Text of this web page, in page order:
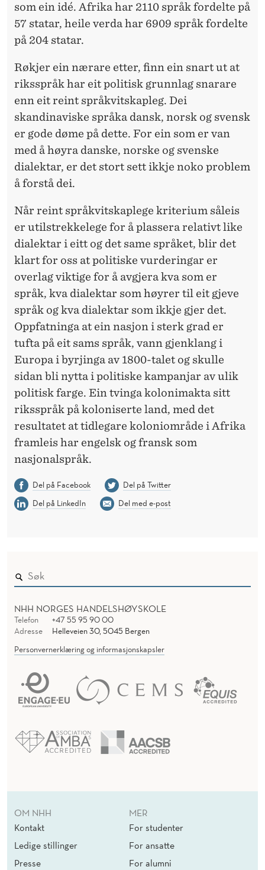
som ein idé. Afrika har 2110 språk fordelte på
57 statar, heile verda har 6909 språk fordelte
på 204 statar.
Røkjer ein nærare etter, finn ein snart ut at
riksspråk har eit politisk grunnlag snarare
enn eit reint språkvitskapleg. Dei
skandinaviske språka dansk, norsk og svensk
er gode døme på dette. For ein som er van
med å høyra danske, norske og svenske
dialektar, er det stort sett ikkje noko problem
å forstå dei.
Når reint språkvitskaplege kriterium såleis
er utilstrekkelege for å plassera relativt like
dialektar i eitt og det same språket, blir det
klart for oss at politiske vurderingar er
overlag viktige for å avgjera kva som er
språk, kva dialektar som høyrer til eit gjeve
språk og kva dialektar som ikkje gjer det.
Oppfatninga at ein nasjon i sterk grad er
tufta på eit sams språk, vann gjenklang i
Europa i byrjinga av 1800-talet og skulle
sidan bli nytta i politiske kampanjar av ulik
politisk farge. Ein tvinga kolonimakta sitt
riksspråk på koloniserte land, med det
resultatet at tidlegare koloniområde i Afrika
framleis har engelsk og fransk som
nasjonalspråk.
Del på Facebook
Del på Twitter
Del på LinkedIn
Del med e-post
NHH NORGES HANDELSHØYSKOLE
Telefon
+47 55 95 90 00
Adresse
Helleveien 30, 5045 Bergen
Personvernerklæring og informasjonskapsler
OM NHH
Kontakt
Ledige stillinger
Presse
MER
For studenter
For ansatte
For alumni